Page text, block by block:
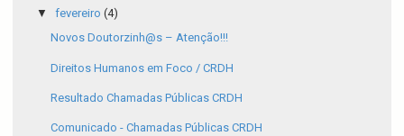
▼ fevereiro (4)
Novos Doutorzinh@s – Atenção!!!
Direitos Humanos em Foco / CRDH
Resultado Chamadas Públicas CRDH
Comunicado - Chamadas Públicas CRDH